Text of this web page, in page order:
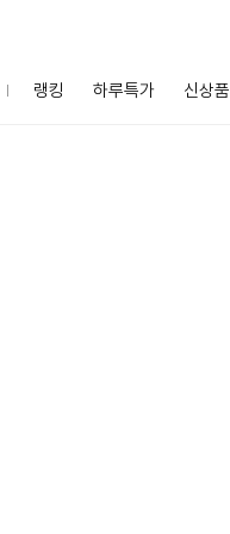
랭킹 하루특가 신상품